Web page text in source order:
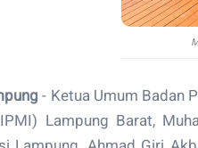
- Ketua Umum Badan
Lampung Barat,